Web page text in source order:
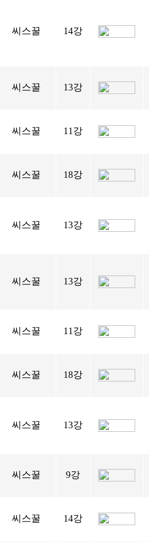
씨스꿀 14강
씨스꿀 13강
씨스꿀 11강
씨스꿀 18강
씨스꿀 13강
씨스꿀 13강
씨스꿀 11강
씨스꿀 18강
씨스꿀 13강
씨스꿀 9강
씨스꿀 14강